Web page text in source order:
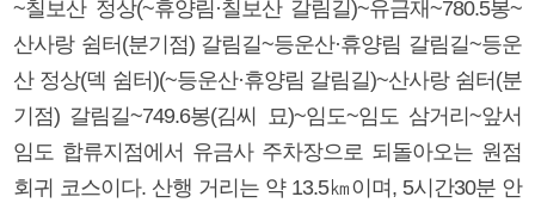
~칠보산 정상(~휴양림·칠보산 갈림길)~유금재~780.5봉~
산사랑 쉼터(분기점) 갈림길~등운산·휴양림 갈림길~등운
산 정상(덱 쉼터)(~등운산·휴양림 갈림길)~산사랑 쉼터(분
기점) 갈림길~749.6봉(김씨 묘)~임도~임도 삼거리~앞서
임도 합류지점에서 유금사 주차장으로 되돌아오는 원점
회귀 코스이다. 산행 거리는 약 13.5㎞이며, 5시간30분 안